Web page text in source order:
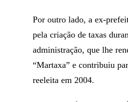
Por outro lado, a ex-
pela criação de taxas
administração, que lhe
“Martaxa” e contribuiu
reeleita em 2004.